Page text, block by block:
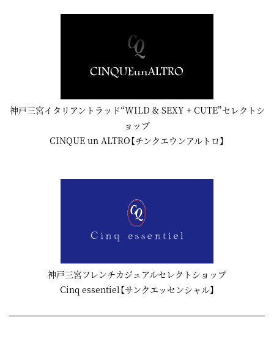
神戸三宮イタリアントラッド“WILD & SEXY + CUTE”セレクトシ
ョップ
CINQUE un ALTRO【チンクエウンアルトロ】
神戸三宮フレンチカジュアルセレクトショップ
Cinq essentiel【サンクエッセンシャル】